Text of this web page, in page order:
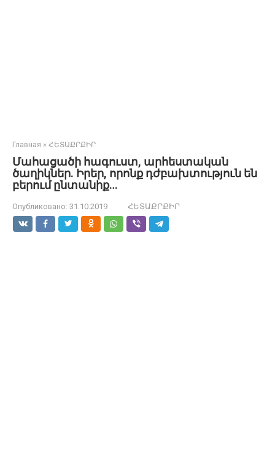
Главная » ՀԵՏԱՔՐՔԻՐ
Մահացածի հագուստ, արհեստական
ծաղիկներ. Իրեր, որոնք դժբախտություն են
բերում ընտանիք…
Опубликовано: 31.10.2019 ՀԵՏԱՔՐՔԻՐ